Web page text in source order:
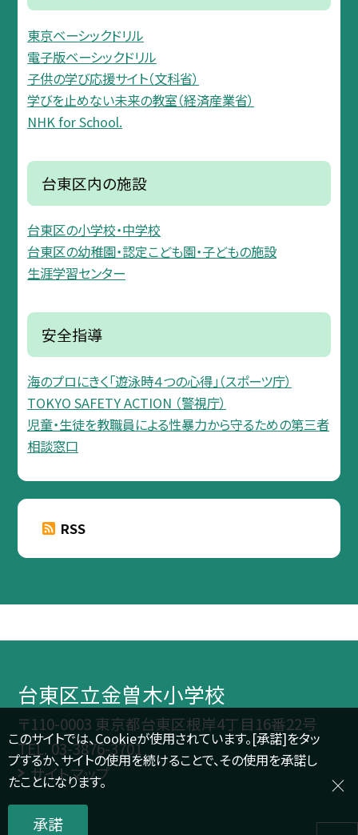
東京ベーシックドリル
電子版ベーシックドリル
子供の学び応援サイト（文科省）
学びを止めない未来の教室（経済産業省）
NHK for School.
台東区内の施設
台東区の小学校・中学校
台東区の幼稚園・認定こども園・子どもの施設
生涯学習センター
安全指導
海のプロにきく「遊泳時４つの心得」（スポーツ庁）
TOKYO SAFETY ACTION （警視庁）
児童・生徒を教職員による性暴力から守るための第三者
相談窓口
RSS
台東区立金曽木小学校
〒110-0003 東京都台東区根岸4丁目16番22号
TEL.03-3876-3701
サイトマップ
このサイトでは、Cookieが使用されています。[承諾]をタッ
プするか、サイトの使用を続けることで、その使用を承諾し
たことになります。
承諾